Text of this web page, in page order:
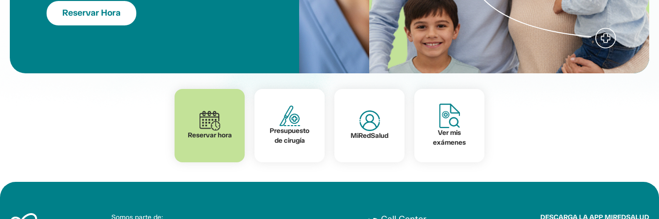
Reservar Hora
Reservar hora
Presupuesto
de cirugía
MiRedSalud
Ver mis
exámenes